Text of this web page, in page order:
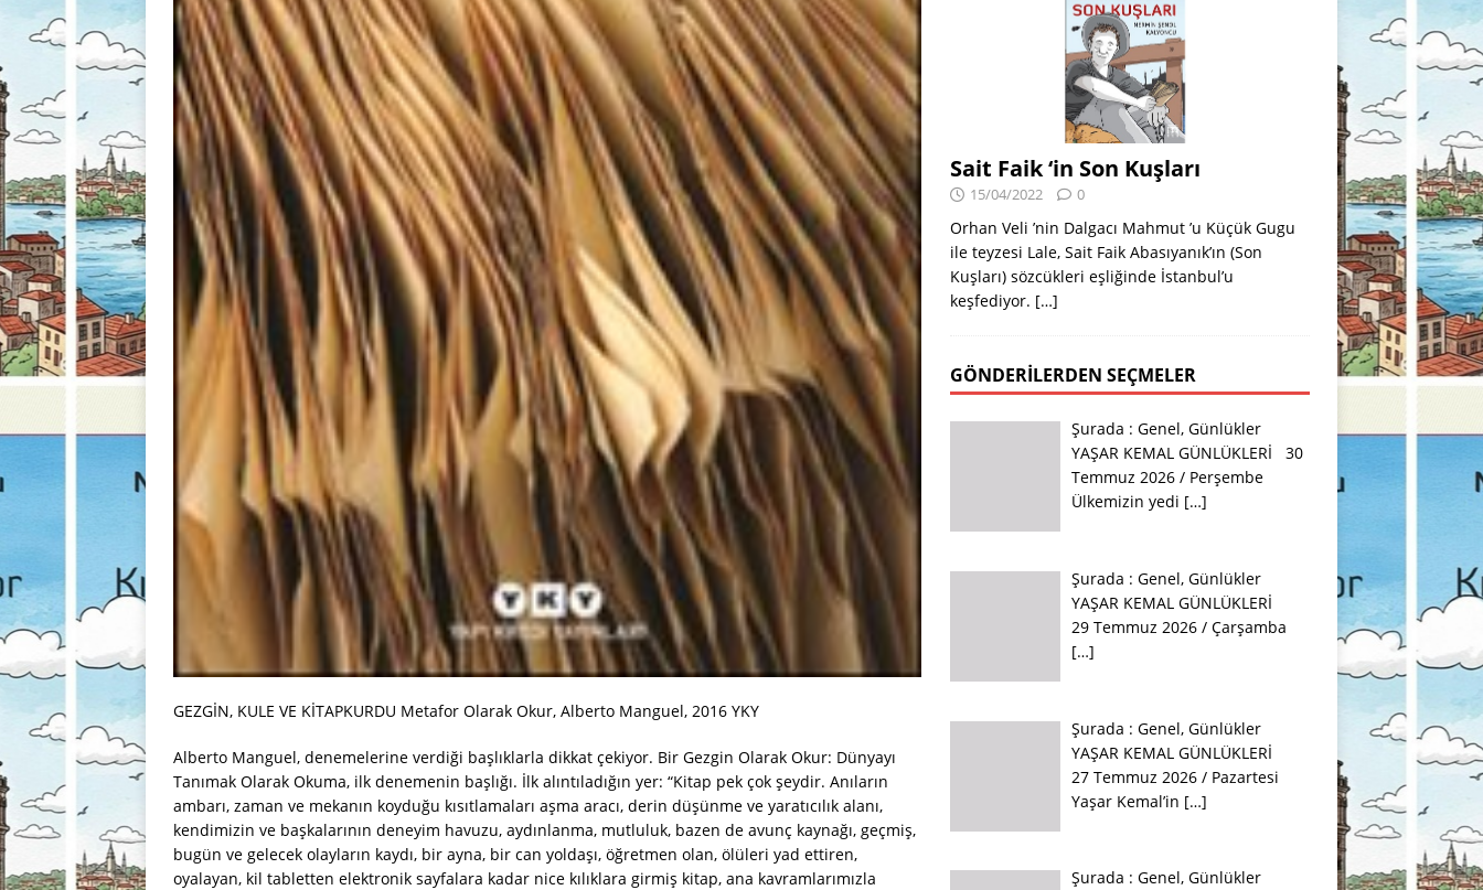
GEZGİN, KULE VE KİTAPKURDU Metafor Olarak Okur, Alberto Manguel, 2016 YKY
Alberto Manguel, denemelerine verdiği başlıklarla dikkat çekiyor. Bir Gezgin Olarak Okur: Dünyayı
Tanımak Olarak Okuma, ilk denemenin başlığı. İlk alıntıladığın yer: “Kitap pek çok şeydir. Anıların
ambarı, zaman ve mekanın koyduğu kısıtlamaları aşma aracı, derin düşünme ve yaratıcılık alanı,
kendimizin ve başkalarının deneyim havuzu, aydınlanma, mutluluk, bazen de avunç kaynağı, geçmiş,
bugün ve gelecek olayların kaydı, bir ayna, bir can yoldaşı, öğretmen olan, ölüleri yad ettiren,
oyalayan, kil tabletten elektronik sayfalara kadar nice kılıklara girmiş kitap, ana kavramlarımızla
Sait Faik ‘in Son Kuşları
15/04/2022 0
Orhan Veli ’nin Dalgacı Mahmut ’u Küçük Gugu
ile teyzesi Lale, Sait Faik Abasıyanık’ın (Son
Kuşları) sözcükleri eşliğinde İstanbul’u
keşfediyor. […]
GÖNDERILERDEN SEÇMELER
Şurada :Genel,Günlükler
YAŞAR KEMAL GÜNLÜKLERİ 30
Temmuz 2026 / Perşembe
Ülkemizin yedi […]
Şurada :Genel,Günlükler
YAŞAR KEMAL GÜNLÜKLERİ
29 Temmuz 2026 / Çarşamba
[…]
Şurada :Genel,Günlükler
YAŞAR KEMAL GÜNLÜKLERİ
27 Temmuz 2026 / Pazartesi
Yaşar Kemal’in […]
Şurada :Genel,Günlükler